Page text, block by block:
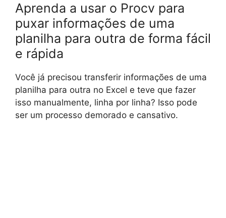
Aprenda a usar o Procv para
puxar informações de uma
planilha para outra de forma fácil
e rápida
Você já precisou transferir informações de uma
planilha para outra no Excel e teve que fazer
isso manualmente, linha por linha? Isso pode
ser um processo demorado e cansativo.